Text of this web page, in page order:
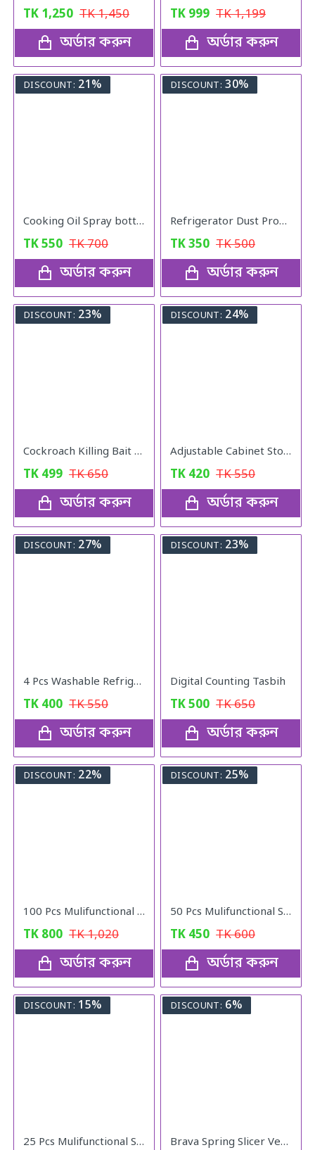
TK 1,250 TK1,450
অর্ডার করুন
TK 999 TK1,199
অর্ডার করুন
DISCOUNT: 21%
Cooking Oil Spray bottle
TK550 TK700
অর্ডার করুন
DISCOUNT: 30%
Refrigerator Dust Proof Cover
TK350 TK500
অর্ডার করুন
DISCOUNT: 23%
Cockroach Killing Bait Powder (5 pcs)
TK 499 TK650
অর্ডার করুন
DISCOUNT: 24%
Adjustable Cabinet Storage Divider (6pcs)
TK 420 TK550
অর্ডার করুন
DISCOUNT: 27%
4 Pcs Washable Refrigerator Mats
TK 400 TK550
অর্ডার করুন
DISCOUNT: 23%
Digital Counting Tasbih
TK500 TK650
অর্ডার করুন
DISCOUNT: 22%
100 Pcs Mulifunctional Sunshade Net Fixing Clip
TK 800 TK1,020
অর্ডার করুন
DISCOUNT: 25%
50 Pcs Mulifunctional Sunshade Net Fixing Clip
TK 450 TK600
অর্ডার করুন
DISCOUNT: 15%
25 Pcs Mulifunctional Sunshade "Net Fixing Clip"
DISCOUNT: 6%
Brava Spring Slicer Vegetables Fruits Cutter